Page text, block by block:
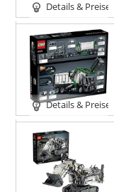
Details & Preise
Details & Preise